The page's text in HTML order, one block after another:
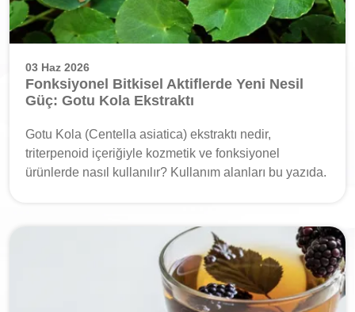
03 Haz 2026
Fonksiyonel Bitkisel Aktiflerde Yeni Nesil
Güç: Gotu Kola Ekstraktı
Gotu Kola (Centella asiatica) ekstraktı nedir,
triterpenoid içeriğiyle kozmetik ve fonksiyonel
ürünlerde nasıl kullanılır? Kullanım alanları bu yazıda.